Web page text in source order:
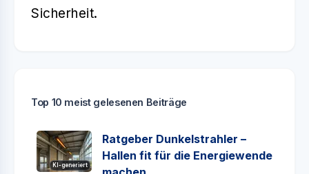
Sicherheit.
Top 10 meist gelesenen Beiträge
KI-generiert
Ratgeber Dunkelstrahler –
Hallen fit für die Energiewende